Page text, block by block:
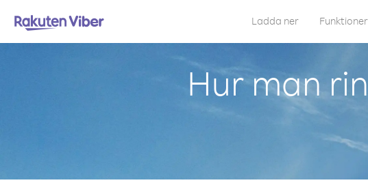
Ladda ner Funktioner
Hur man